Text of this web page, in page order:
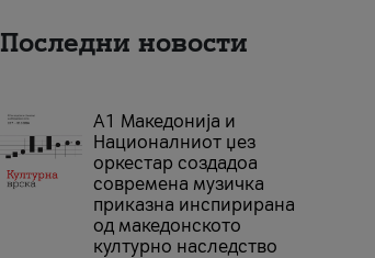
Последни новости
А1 Македонија и
Националниот џез
оркестар создадоа
современа музичка
приказна инспирирана
од македонското
културно наследство